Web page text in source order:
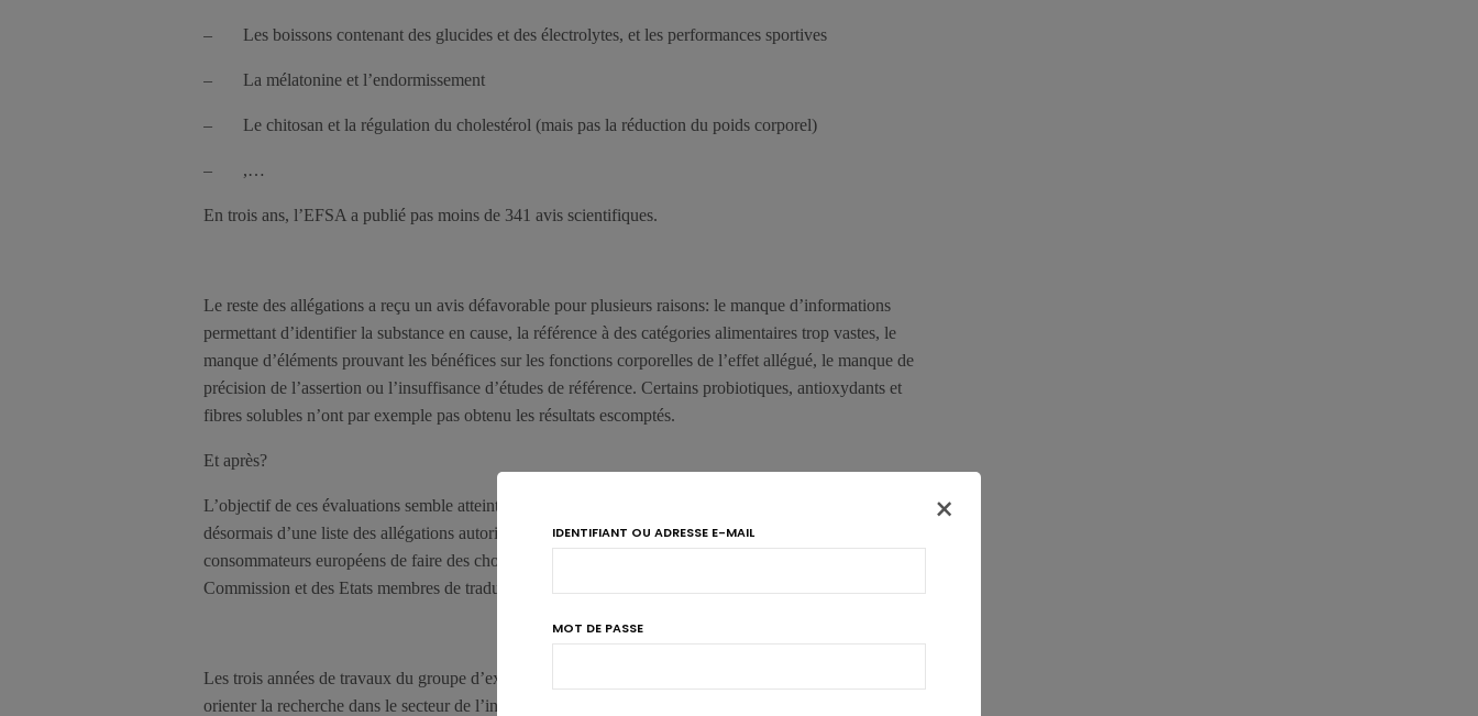
– Les boissons contenant des glucides et des électrolytes, et les performances sportives
– La mélatonine et l’endormissement
– Le chitosan et la régulation du cholestérol (mais pas la réduction du poids corporel)
– ,…
En trois ans, l’EFSA a publié pas moins de 341 avis scientifiques.
Le reste des allégations a reçu un avis défavorable pour plusieurs raisons: le manque d’informations
permettant d’identifier la substance en cause, la référence à des catégories alimentaires trop vastes, le
manque d’éléments prouvant les bénéfices sur les fonctions corporelles de l’effet allégué, le manque de
précision de l’assertion ou l’insuffisance d’études de référence. Certains probiotiques, antioxydants et
fibres solubles n’ont par exemple pas obtenu les résultats escomptés.
Et après?
L’objectif de ces évaluations semble atteint. La Commission européenne et les Etats membres disposent
désormais d’une liste des allégations autorisées pour les denrées alimentaires, permettant aux
consommateurs européens de faire des choix plus avisés au supermarché. C’est désormais au tour de la
Commission et des Etats membres de traduire ces avis scientifiques sur le plan réglementaire.
Les trois années de travaux du groupe d’experts scientifiques semblent en tout cas avoir contribué à
orienter la recherche dans le secteur de l’industrie agro-alimentaire. L’EFSA a d’ailleurs finalisé un
×
IDENTIFIANT OU ADRESSE E-MAIL
MOT DE PASSE